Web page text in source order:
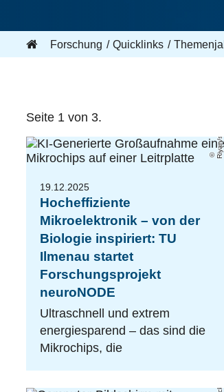
Forschung Quicklinks
Seite 1 von 3. Riyan/stock.adobe.com
19.12.2025
Hocheffiziente
Mikroelektronik – von der
Biologie inspiriert: TU
Ilmenau startet
Forschungsprojekt
neuroNODE
Ultraschnell und extrem
energiesparend – das sind die
Mikrochips, die